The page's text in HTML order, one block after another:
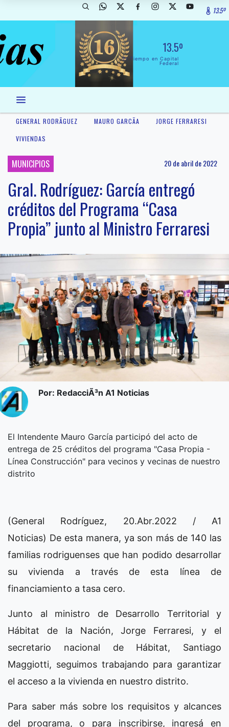
13.5º
13.5º
El Tiempo en Capital
Federal
GENERAL RODRÃ­GUEZ MAURO GARCÃ­A
JORGE FERRARESI
VIVIENDAS
MUNICIPIOS 20 de abril de 2022
Gral. Rodríguez: García entregó
créditos del Programa “Casa
Propia” junto al Ministro Ferraresi
Por: RedacciÃ³n A1 Noticias
El Intendente Mauro García participó del acto de
entrega de 25 créditos del programa "Casa Propia -
Línea Construcción" para vecinos y vecinas de nuestro
distrito
(General Rodríguez, 20.Abr.2022 / A1
Noticias) De esta manera, ya son más de 140 las
familias rodriguenses que han podido desarrollar
su vivienda a través de esta línea de
financiamiento a tasa cero.
Junto al ministro de Desarrollo Territorial y
Hábitat de la Nación, Jorge Ferraresi, y el
secretario nacional de Hábitat, Santiago
Maggiotti, seguimos trabajando para garantizar
el acceso a la vivienda en nuestro distrito.
Para saber más sobre los requisitos y alcances
del programa, o para inscribirse, ingresá en